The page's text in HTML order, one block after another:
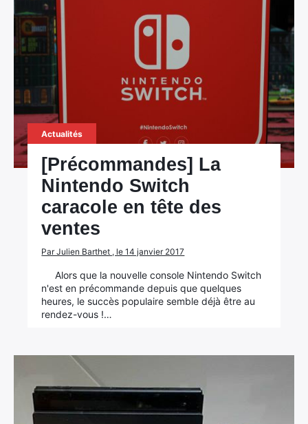
Actualités
[Précommandes] La
Nintendo Switch
caracole en tête des
ventes
Par Julien Barthet , le 14 janvier 2017
Alors que la nouvelle console Nintendo Switch
n'est en précommande depuis que quelques
heures, le succès populaire semble déjà être au
rendez-vous !…